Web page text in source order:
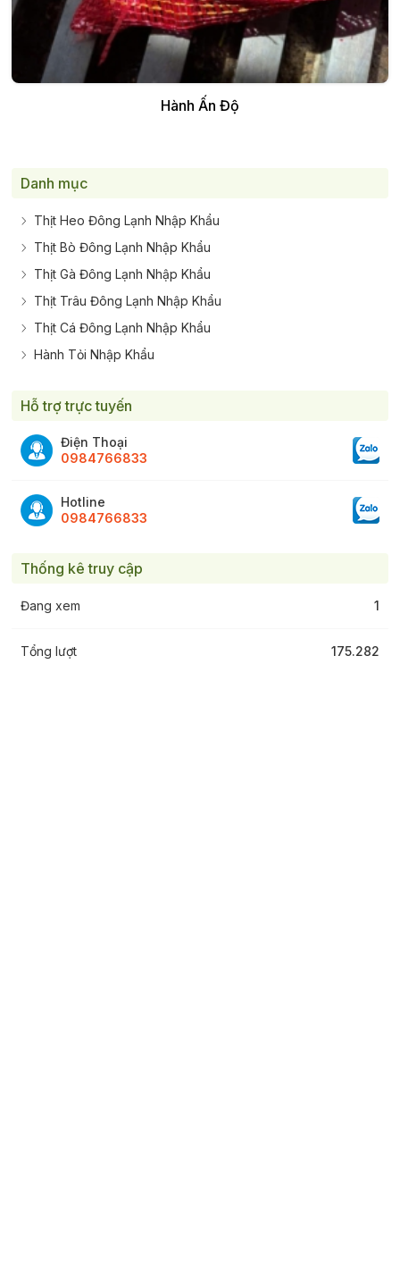
Thêm vào giỏ
Hành Ấn Độ
Danh mục
Thịt Heo Đông Lạnh Nhập Khẩu
Thịt Bò Đông Lạnh Nhập Khẩu
Thịt Gà Đông Lạnh Nhập Khẩu
Thịt Trâu Đông Lạnh Nhập Khẩu
Thịt Cá Đông Lạnh Nhập Khẩu
Hành Tỏi Nhập Khẩu
Hỗ trợ trực tuyến
Điện Thoại
0984766833
Hotline
0984766833
Thống kê truy cập
Đang xem 1
Tổng lượt 175.282